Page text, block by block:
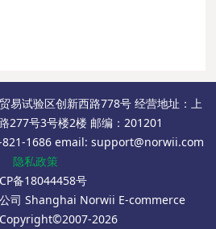
易试验区创新西路778号 经营地址：上
277号3号楼2楼 邮编：201201
821-1686 email: support@norwii.com
隐私政策
备18044458号
司 Shanghai Norwii E-commerce
Copyright©2007-2026